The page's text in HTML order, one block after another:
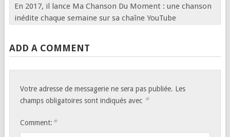
En 2017, il lance Ma Chanson Du Moment : une chanson
inédite chaque semaine sur sa chaîne YouTube
ADD A COMMENT
Votre adresse de messagerie ne sera pas publiée. Les
champs obligatoires sont indiqués avec *
Comment: *